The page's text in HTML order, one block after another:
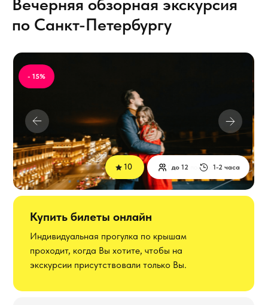
Вечерняя обзорная экскурсия
по Санкт-Петербургу
Самая посещаемая
1-2 часа
до 12
- 15%
10
Купить билеты онлайн
Индивидуальная прогулка по крышам
проходит, когда Вы хотите, чтобы на
экскурсии присутствовали только Вы.